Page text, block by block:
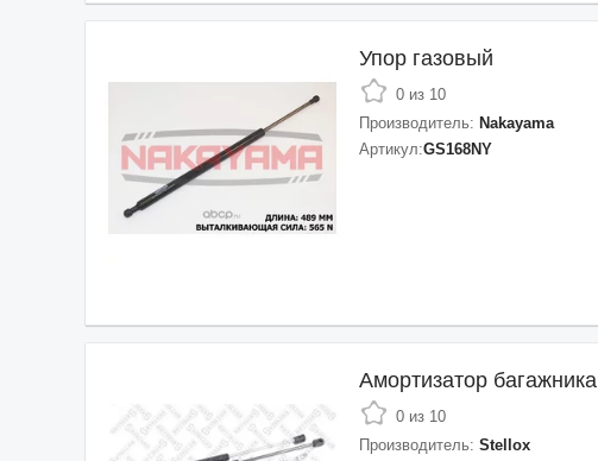
Упор газовый
0 из 10
Производитель: Nakayama
Артикул:GS168NY
Амортизатор багажника
0 из 10
Производитель: Stellox